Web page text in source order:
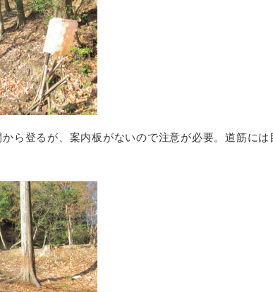
ら登るが、案内板がないので注意が必要。道筋には